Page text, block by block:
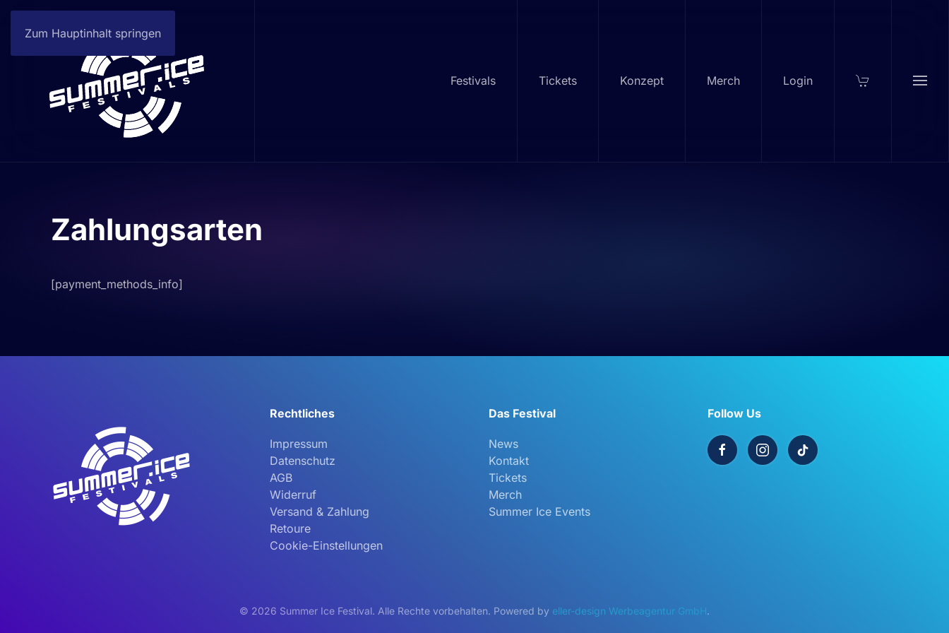
Zum Hauptinhalt springen
Festivals Tickets Konzept Merch Login
Zahlungsarten
[payment_methods_info]
Rechtliches
Impressum
Datenschutz
AGB
Widerruf
Versand & Zahlung
Retoure
Cookie-Einstellungen
Das Festival
News
Kontakt
Tickets
Merch
Summer Ice Events
Follow Us
© 2026 Summer Ice Festival. Alle Rechte vorbehalten. Powered by eller-design Werbeagentur GmbH.